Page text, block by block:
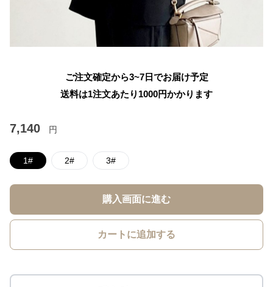
ご注文確定から3~7日でお届け予定
送料は1注文あたり 1000円かかります
7,140 円
1# 2# 3#
購入画面に進む
カートに追加する